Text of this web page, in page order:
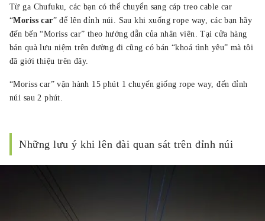
Từ ga Chufuku, các bạn có thể chuyển sang cáp treo cable car
“Moriss car” để lên đỉnh núi. Sau khi xuống rope way, các bạn hãy
đến bến “Moriss car” theo hướng dẫn của nhân viên. Tại cửa hàng
bán quà lưu niệm trên đường đi cũng có bán “khoá tình yêu” mà tôi
đã giới thiệu trên đây.
“Moriss car” vận hành 15 phút 1 chuyến giống rope way, đến đỉnh
núi sau 2 phút.
Những lưu ý khi lên đài quan sát trên đỉnh núi